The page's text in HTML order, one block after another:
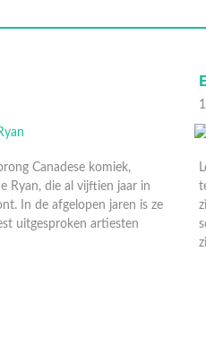
door de
Bear Grylis en bezoekt
te achterhalen wie er
buitenkant en ze praten over